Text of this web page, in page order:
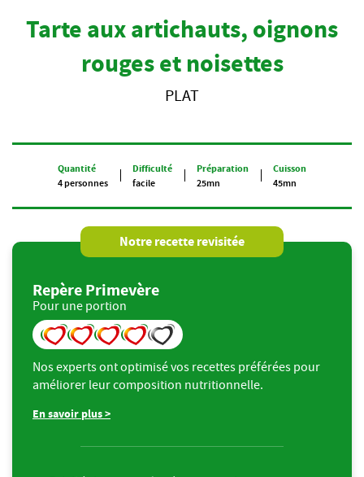
Tarte aux artichauts, oignons
rouges et noisettes
PLAT
Quantité
4 personnes
Difficulté
facile
Préparation
25mn
Cuisson
45mn
Notre recette revisitée
Repère Primevère
Pour une portion
Nos experts ont optimisé vos recettes préférées pour
améliorer leur composition nutritionnelle.
En savoir plus >